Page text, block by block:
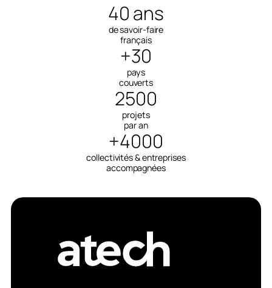
40 ans
de savoir-faire
français
+30
pays
couverts
2500
projets
par an
+4000
collectivités & entreprises
accompagnées